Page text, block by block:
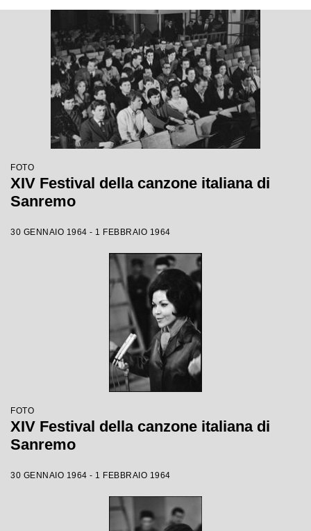
FOTO
XIV Festival della canzone italiana di
Sanremo
30 GENNAIO 1964 - 1 FEBBRAIO 1964
FOTO
XIV Festival della canzone italiana di
Sanremo
30 GENNAIO 1964 - 1 FEBBRAIO 1964